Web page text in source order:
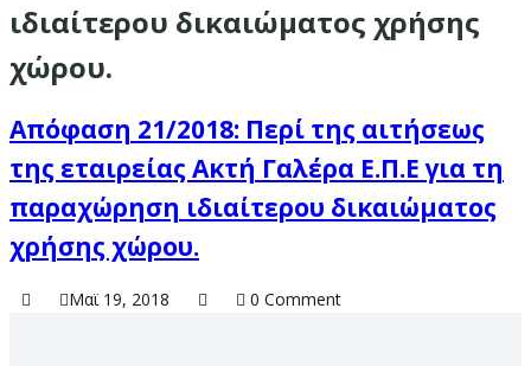
ιδιαίτερου δικαιώματος χρήσης
χώρου.
Απόφαση 21/2018: Περί της αιτήσεως
της εταιρείας Ακτή Γαλέρα Ε.Π.Ε για τη
παραχώρηση ιδιαίτερου δικαιώματος
χρήσης χώρου.
Μαϊ 19, 2018 0 Comment